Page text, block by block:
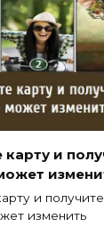
и
и получите
изменить